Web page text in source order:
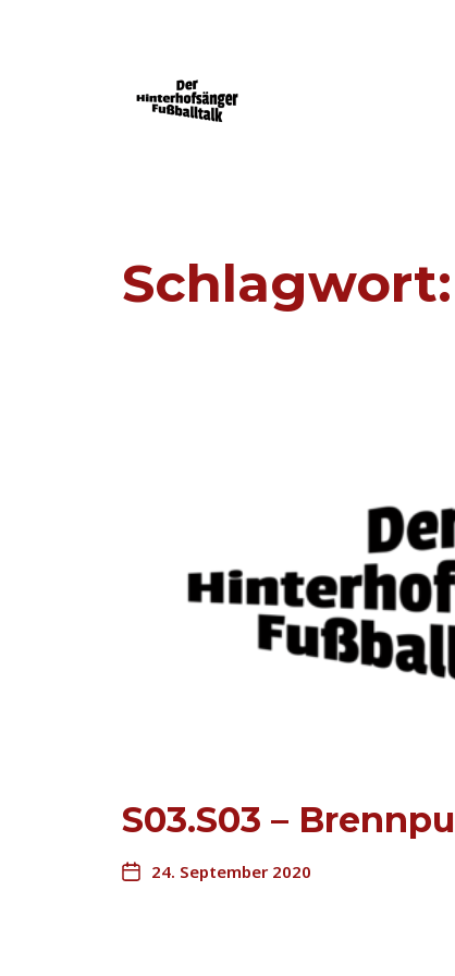
Der Mainz 05-Podcast powered by
Schlagwort:
S03.S03 –
24. September 2020